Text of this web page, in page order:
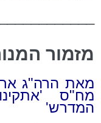
מזמור
מאת הרה"ג
מח"ס
המדרש'